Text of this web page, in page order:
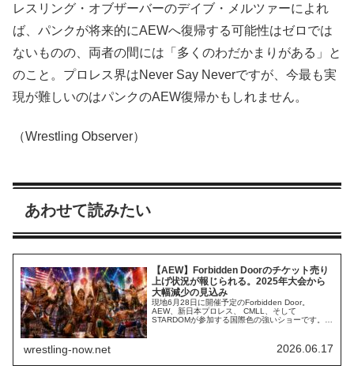
レスリング・オブザーバーのデイブ・メルツァーによれ
ば、パンクが将来的にAEWへ復帰する可能性はゼロでは
ないものの、両者の間には「多くのわだかまりがある」と
のこと。プロレス界はNever Say Neverですが、今最も実
現が難しいのはパンクのAEW復帰かもしれません。
（Wrestling Observer）
あわせて読みたい
【AEW】Forbidden Doorのチケット売り
上げ状況が報じられる。2025年大会から
大幅減少の見込み
現地6月28日に開催予定のForbidden Door。
AEW、新日本プロレス、 CMLL、そして
STARDOMが参加する国際色の強いショーです。
ドン開催が恒例となっていたAll In』がアメリカ開
催となった代わりにロンドンでForbidden Doorが
wrestling-now.net 2026.06.17